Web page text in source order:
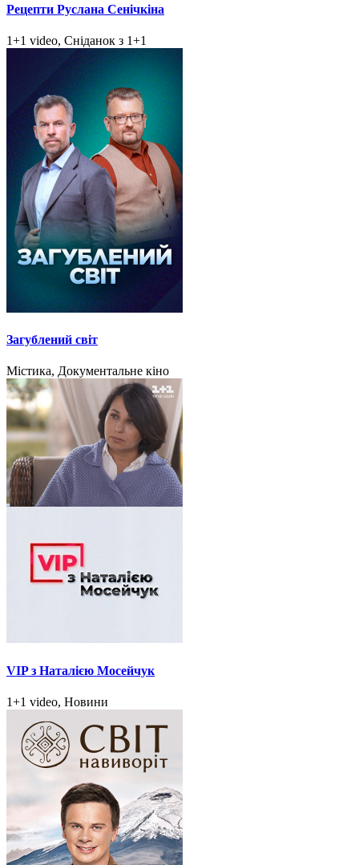
Рецепти Руслана Сенічкіна
1+1 video, Сніданок з 1+1
Загублений світ
Містика, Документальне кіно
VIP з Наталією Мосейчук
1+1 video, Новини